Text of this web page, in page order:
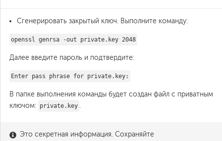
Сгенерировать закрытый ключ. Выполните команду:
openssl genrsa -out private.key 2048
Далее введите пароль и подтвердите:
Enter pass phrase for private.key:
В папке выполнения команды будет создан файл с приватным
ключом: private.key .
Это секретная информация. Сохраняйте